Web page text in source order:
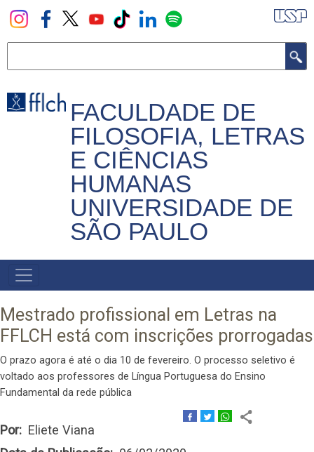
Pular
para
principal
FACULDADE DE
FILOSOFIA, LETRAS
E CIÊNCIAS
HUMANAS
UNIVERSIDADE DE
SÃO PAULO
NAVEGADOR
PRINCIPAL
Mestrado profissional em Letras na
FFLCH está com inscrições prorrogadas
O prazo agora é até o dia 10 de fevereiro. O processo seletivo é
voltado aos professores de Língua Portuguesa do Ensino
Fundamental da rede pública
Por
Eliete Viana